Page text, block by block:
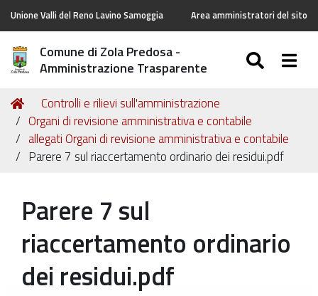
Unione Valli del Reno Lavino Samoggia Area amministratori del sito
Comune di Zola Predosa -
Amministrazione Trasparente
Tu
sei
qui:
Home
Controlli e rilievi sull'amministrazione
Organi di revisione amministrativa e contabile
allegati Organi di revisione amministrativa e contabile
Parere 7 sul riaccertamento ordinario dei residui.pdf
Parere 7 sul
riaccertamento ordinario
dei residui.pdf